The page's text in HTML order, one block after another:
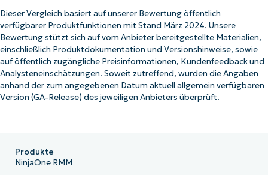
Dieser Vergleich basiert auf unserer Bewertung öffentlich
verfügbarer Produktfunktionen mit Stand März 2024. Unsere
Bewertung stützt sich auf vom Anbieter bereitgestellte Materialien,
einschließlich Produktdokumentation und Versionshinweise, sowie
auf öffentlich zugängliche Preisinformationen, Kundenfeedback und
Analysteneinschätzungen. Soweit zutreffend, wurden die Angaben
anhand der zum angegebenen Datum aktuell allgemein verfügbaren
Version (GA-Release) des jeweiligen Anbieters überprüft.
Produkte
NinjaOne RMM